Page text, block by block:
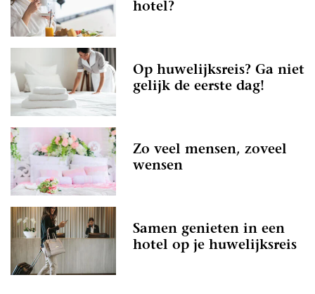
hotel?
Op huwelijksreis? Ga niet
gelijk de eerste dag!
Zo veel mensen, zoveel
wensen
Samen genieten in een
hotel op je huwelijksreis